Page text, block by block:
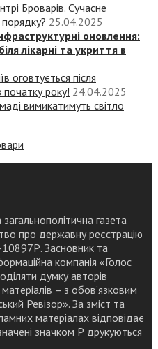
Броварів. Сучасне
25.04.2025
оновлення:
лікарні та укриття в
оговтується після
року! 24.04.2025
вимикатимуть світло
газета
про державну реєстрацію
Засновник та
компанія «Голос
думку авторів
– з обов’язковим
Ревізор». За зміст та
матеріалах відповідає
значком Р друкуються